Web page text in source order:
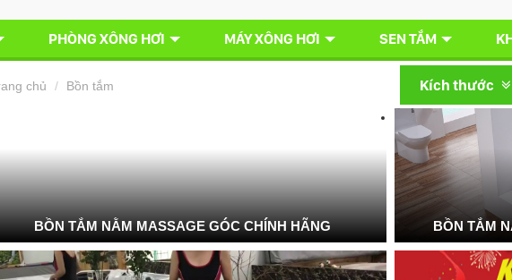
PHÒNG XÔNG HƠI MÁY XÔNG HƠI SEN TẮM
chủ Bồn tắm Kích thước
BỒN TẮM NẰM MASSAGE GÓC CHÍNH HÃNG BỒN TẮM